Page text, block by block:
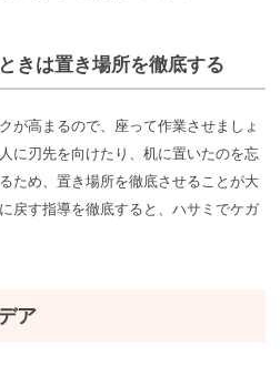
きは置き場所を徹底する
が高まるので、座って作業させましょ
に刃先を向けたり、机に置いたのを忘
ため、置き場所を徹底させることが大
戻す指導を徹底すると、ハサミでケガ
ア